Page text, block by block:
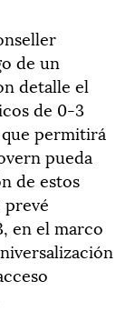
de un
detalle el
de 0-3
permitirá
pueda
de estos
prevé
en el marco